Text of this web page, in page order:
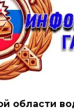
области